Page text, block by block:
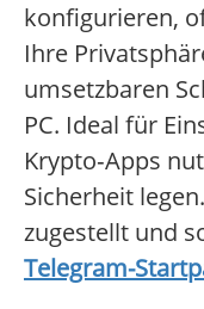
konfigurieren,
Ihre
umsetzbaren
PC. Ideal für
Krypto‑Apps
Sicherheit
zugestellt und
Telegram-